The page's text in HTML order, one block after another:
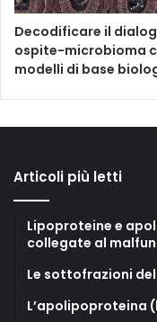
Decodificare il
ospite-microbioma
modelli di base
Articoli più letti
Lipoproteine e
collegate al
Le sottofrazioni
L’apolipoproteina